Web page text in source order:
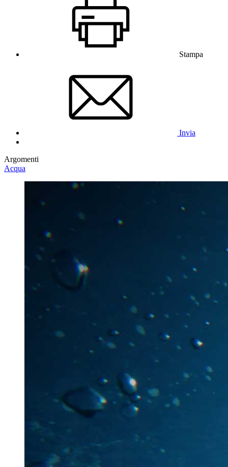
Stampa
Invia
Argomenti
Acqua